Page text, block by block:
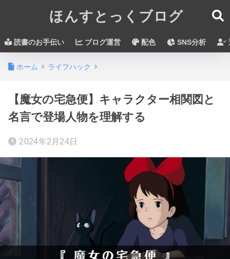
ほんすとっくブログ
読書のお手伝い ブログ運営 配色 SNS分析
ホーム ライフハック
【魔女の宅急便】キャラクター相関図と
名言で登場人物を理解する
2024年2月24日